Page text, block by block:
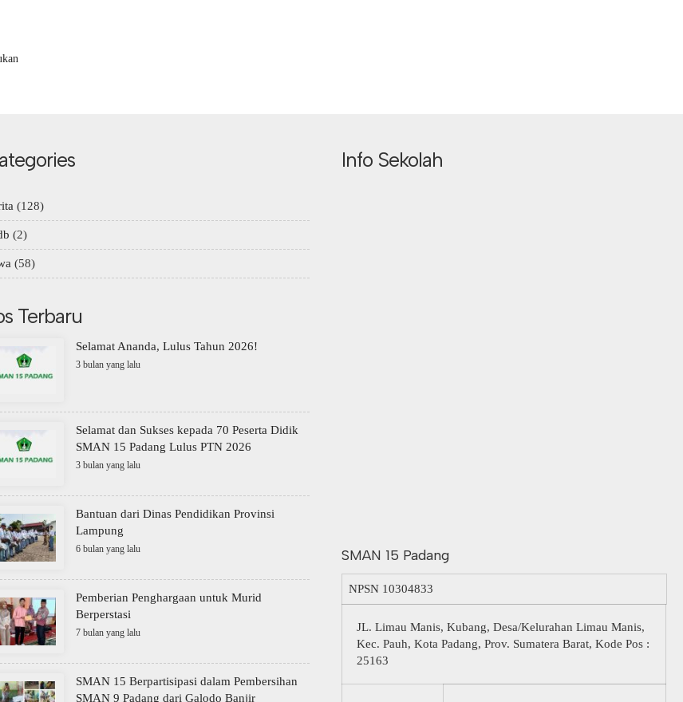
(128)
(2)
(58)
Terbaru
Selamat Ananda, Lulus Tahun 2026!
3 bulan yang lalu
Selamat dan Sukses kepada 70 Peserta Didik
SMAN 15 Padang Lulus PTN 2026
3 bulan yang lalu
Bantuan dari Dinas Pendidikan Provinsi
Lampung
6 bulan yang lalu
Pemberian Penghargaan untuk Murid
Berperstasi
7 bulan yang lalu
SMAN 15 Berpartisipasi dalam Pembersihan
SMAN 9 Padang dari Galodo Banjir
Info Sekolah
SMAN 15 Padang
NPSN 10304833
JL. Limau Manis, Kubang, Desa/Kelurahan Limau Manis,
Kec. Pauh, Kota Padang, Prov. Sumatera Barat, Kode Pos :
25163